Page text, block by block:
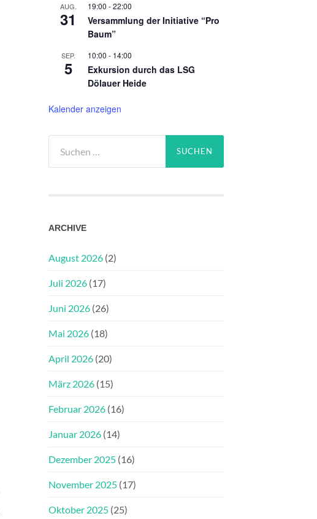
AUG.
31
19:00 -22:00
Versammlung der Initiative “Pro
Baum”
SEP.
5
10:00 - 14:00
Exkursion durch das LSG
Dölauer Heide
Kalender anzeigen
nach:
ARCHIVE
August 2026 (2)
Juli 2026 (17)
Juni 2026 (26)
Mai 2026 (18)
April 2026 (20)
März 2026 (15)
Februar 2026 (16)
Januar 2026 (14)
Dezember 2025 (16)
November 2025 (17)
Oktober 2025 (25)